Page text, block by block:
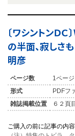
〔ワシントンＤ
の半面、寂しさ
明彦
ページ数
1ペー
形式
PDFフ
雑誌掲載位置
６２頁
ご購入の前に記事の内